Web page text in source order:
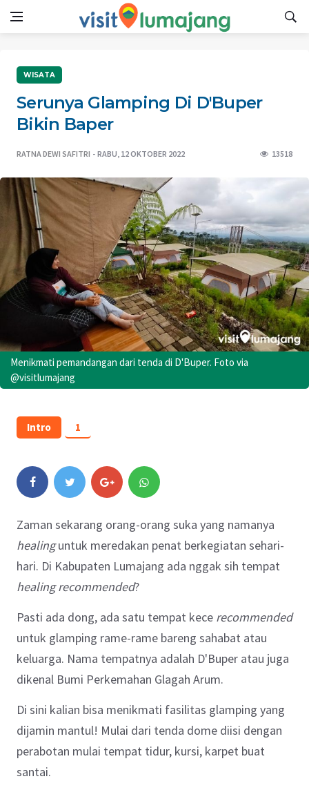
WISATA
Serunya Glamping Di D'Buper
Bikin Baper
RATNA DEWI SAFITRI RABU, 12 OKTOBER 2022 13518
Menikmati pemandangan dari tenda di D'Buper. Foto via
@visitlumajang
Intro 1
Zaman sekarang orang-orang suka yang namanya
healinguntuk meredakan penat berkegiatan sehari-
hari. Di Kabupaten Lumajang ada nggak sih tempat
healing recommended?
Pasti ada dong, ada satu tempat kece recommended
untuk glamping rame-rame bareng sahabat atau
keluarga. Nama tempatnya adalah D'Buper atau juga
dikenal Bumi Perkemahan Glagah Arum.
Di sini kalian bisa menikmati fasilitas glamping yang
dijamin mantul! Mulai dari tenda dome diisi dengan
perabotan mulai tempat tidur, kursi, karpet buat
santai.